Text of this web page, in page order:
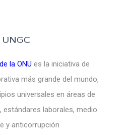
UNGC
la ONU es la iniciativa de
más grande del mundo,
universales en áreas de
estándares laborales, medio
y anticorrupción